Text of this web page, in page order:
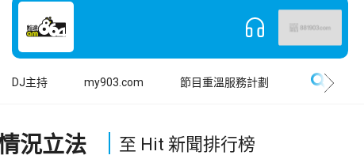
DJ主持 my903.com 節目重溫服務計劃
況立法 至 Hit 新聞排行榜